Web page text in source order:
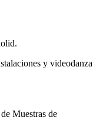
y videodanza
Muestras de